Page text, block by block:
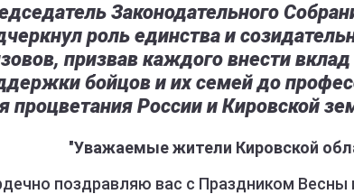
Законодательного
роль единства и
призвав каждого внести
бойцов и их семей до
процветания России и Кировской
"Уважаемые жители Кировской
поздравляю вас с Праздником Весны